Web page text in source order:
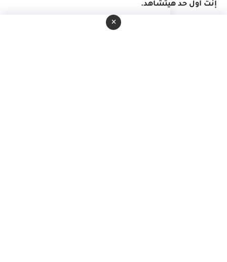
إنت أول حد هيتشاهد.
×